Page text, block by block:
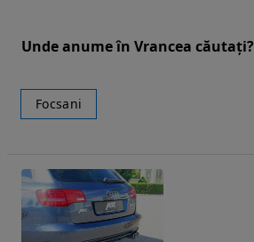
Unde anume în Vrancea căutați?
Focsani